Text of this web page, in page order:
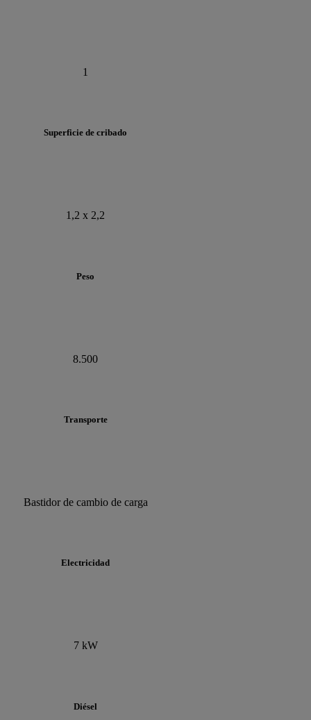
1
Superficie de cribado
1,2 x 2,2
Peso
8.500
Transporte
Bastidor de cambio de carga
Electricidad
7 kW
Diésel